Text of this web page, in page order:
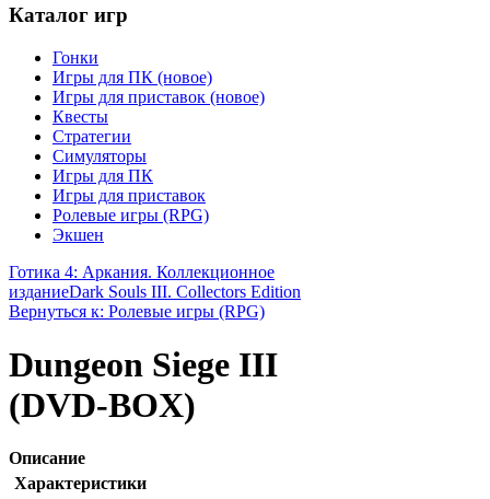
Каталог игр
Гонки
Игры для ПК (новое)
Игры для приставок (новое)
Квесты
Стратегии
Симуляторы
Игры для ПК
Игры для приставок
Ролевые игры (RPG)
Экшен
Готика 4: Аркания. Коллекционное
изданиеDark Souls III. Collectors Edition
Вернуться к: Ролевые игры (RPG)
Dungeon Siege III
(DVD-BOX)
Описание
Характеристики